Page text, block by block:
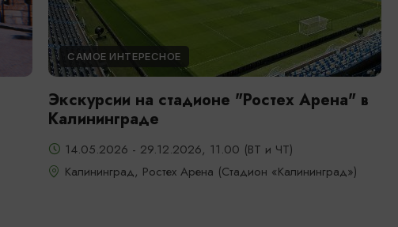
САМОЕ ИНТЕРЕСНОЕ
Экскурсии на стадионе "Ростех Арена" в
Калининграде
14.05.2026 - 29.12.2026, 11.00 (ВТ и ЧТ)
Калининград, Ростех Арена (Стадион «Калининград»)